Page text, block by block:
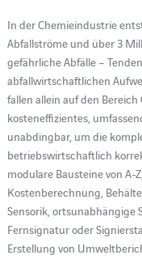
In der Chemieindustrie
Abfallströme und über 3
gefährliche Abfälle –
abfallwirtschaftlichen
fallen allein auf den Bereich
kosteneffizientes,
unabdingbar, um die
betriebswirtschaftlich
modulare Bausteine von A-
Kostenberechnung,
Sensorik, ortsunabhängige
Fernsignatur oder
Erstellung von